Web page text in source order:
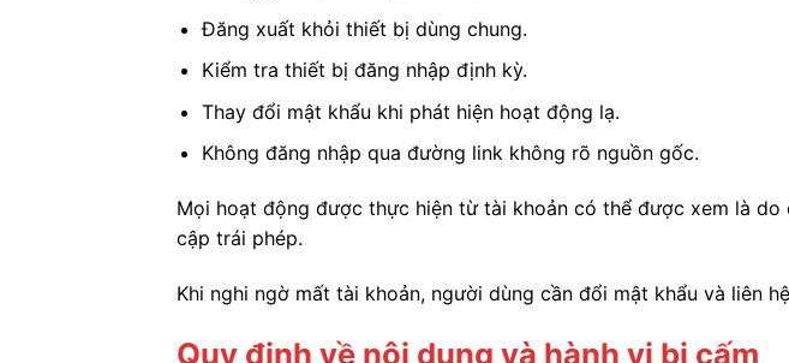
Đăng xuất khỏi thiết bị dùng chung.
Kiểm tra thiết bị đăng nhập định kỳ.
Thay đổi mật khẩu khi phát hiện hoạt động lạ.
Không đăng nhập qua đường link không rõ nguồn gốc.
Mọi hoạt động được thực hiện từ tài khoản có thể được xem là
cập trái phép.
Khi nghi ngờ mất tài khoản, người dùng cần đổi mật khẩu và liên
Quy định về nội dung và hành vi bị cấm